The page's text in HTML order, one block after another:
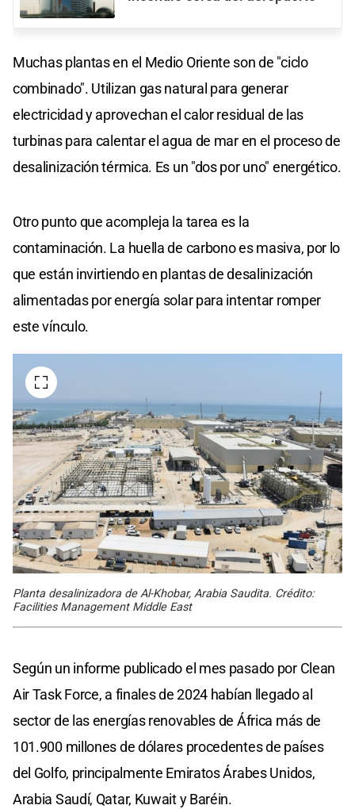
Muchas plantas en el Medio Oriente son de "ciclo
combinado". Utilizan gas natural para generar
electricidad y aprovechan el calor residual de las
turbinas para calentar el agua de mar en el proceso de
desalinización térmica. Es un "dos por uno" energético.
Otro punto que acompleja la tarea es la
contaminación. La huella de carbono es masiva, por lo
que están invirtiendo en plantas de desalinización
alimentadas por energía solar para intentar romper
este vínculo.
Planta desalinizadora de Al-Khobar, Arabia Saudita. Crédito:
Facilities Management Middle East
Según un informe publicado el mes pasado por Clean
Air Task Force, a finales de 2024 habían llegado al
sector de las energías renovables de África más de
101.900 millones de dólares procedentes de países
del Golfo, principalmente Emiratos Árabes Unidos,
Arabia Saudí, Qatar, Kuwait y Baréin.